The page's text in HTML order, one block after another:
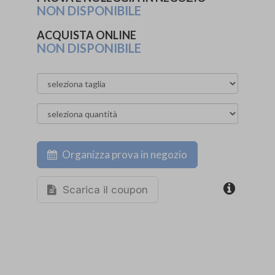
NON DISPONIBILE
ACQUISTA ONLINE
NON DISPONIBILE
Organizza prova in negozio
Scarica il coupon